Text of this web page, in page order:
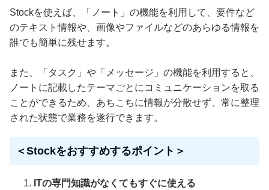
Stockを使えば、「ノート」の機能を利用して、要件など
のテキスト情報や、画像やファイルなどのあらゆる情報を
誰でも簡単に残せます。
また、「タスク」や「メッセージ」の機能を利用すると、
ノートに記載したテーマごとにコミュニケーションを取る
ことができるため、あちこちに情報が分散せず、常に整理
された状態で業務を遂行できます。
＜Stockをおすすめするポイント＞
ITの専門知識がなくてもすぐに使える